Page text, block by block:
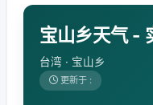
宝山乡天气 -
台湾 · 宝山乡
更新于 :